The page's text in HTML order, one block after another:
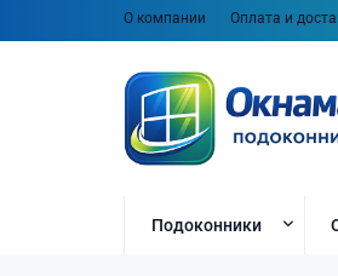
О компании Оплата и
Подоконники